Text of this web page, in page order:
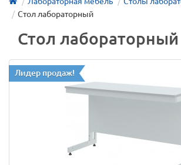
Стол лабораторный
Стол лабораторный
Лидер продаж!